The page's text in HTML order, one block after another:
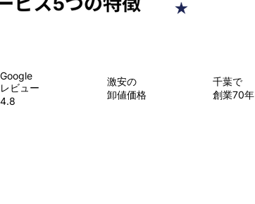
Google
レビュー
4.8
​激安の
卸値価格
千葉で
創業70年